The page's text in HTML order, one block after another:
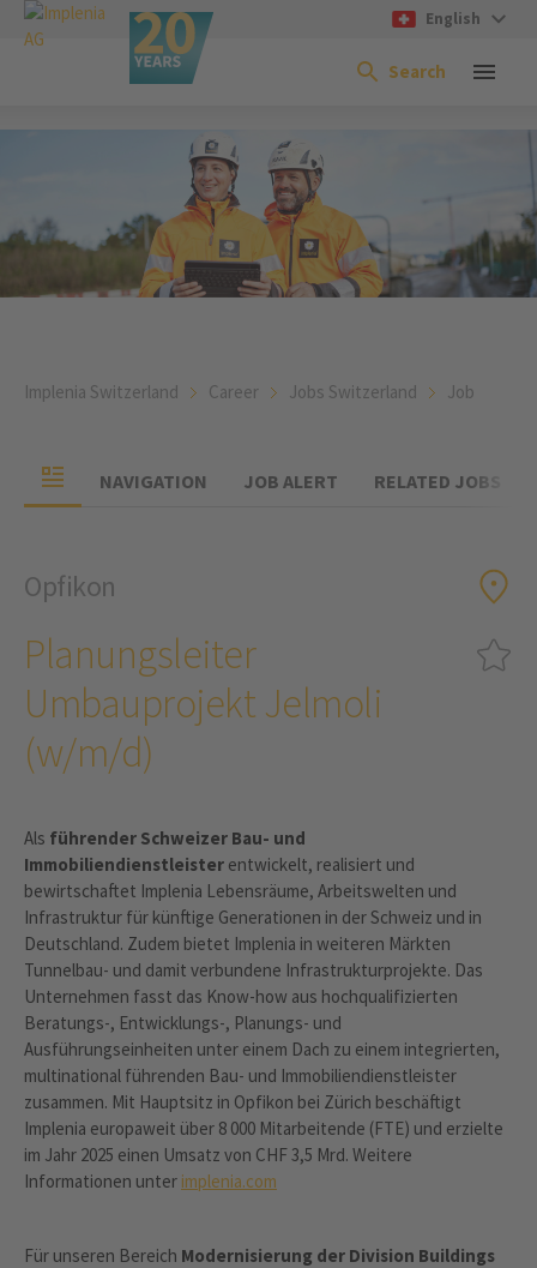
English
Search
Implenia Switzerland Career Jobs Switzerland Job
NAVIGATION JOB ALERT RELATED JOBS
Opfikon
Planungsleiter
Umbauprojekt Jelmoli
(w/m/d)
Als führender Schweizer Bau- und
Immobiliendienstleister entwickelt, realisiert und
bewirtschaftet Implenia Lebensräume, Arbeitswelten und
Infrastruktur für künftige Generationen in der Schweiz und in
Deutschland. Zudem bietet Implenia in weiteren Märkten
Tunnelbau- und damit verbundene Infrastrukturprojekte. Das
Unternehmen fasst das Know-how aus hochqualifizierten
Beratungs-, Entwicklungs-, Planungs- und
Ausführungseinheiten unter einem Dach zu einem integrierten,
multinational führenden Bau- und Immobiliendienstleister
zusammen. Mit Hauptsitz in Opfikon bei Zürich beschäftigt
Implenia europaweit über 8 000 Mitarbeitende (FTE) und erzielte
im Jahr 2025 einen Umsatz von CHF 3,5 Mrd. Weitere
Informationen unter implenia.com
Für unseren Bereich Modernisierung der Division Buildings